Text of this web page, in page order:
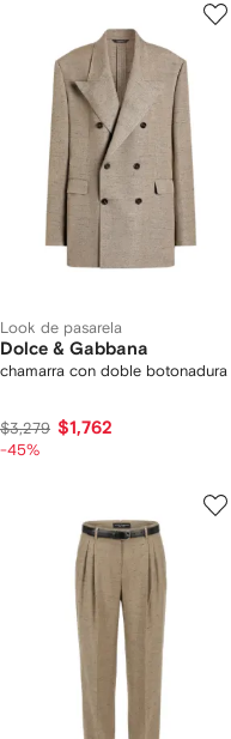
Look de pasarela
Dolce & Gabbana
chamarra con doble botonadura
$3,279 $1,762
-45%